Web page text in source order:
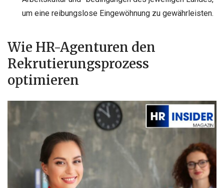
um eine reibungslose Eingewöhnung zu gewährleisten.
Wie HR-Agenturen den
Rekrutierungsprozess
optimieren